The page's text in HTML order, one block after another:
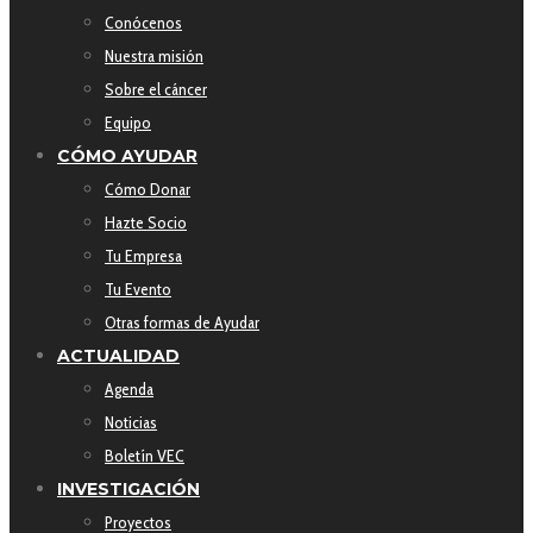
Conócenos
Nuestra misión
Sobre el cáncer
Equipo
CÓMO AYUDAR
Cómo Donar
Hazte Socio
Tu Empresa
Tu Evento
Otras formas de Ayudar
ACTUALIDAD
Agenda
Noticias
Boletín VEC
INVESTIGACIÓN
Proyectos